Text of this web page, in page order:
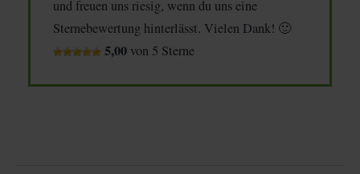
und freuen uns riesig, wenn du uns eine
Sternebewertung hinterlässt. Vielen Dank! 🙂
5,00 von 5 Sterne